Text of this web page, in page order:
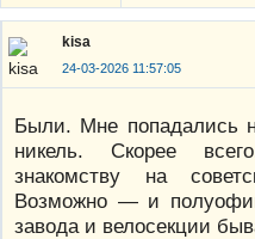
kisa
24-03-2026 11:57:05
Были. Мне попадались
никель. Скорее
знакомству на
Возможно — и
завода и велосекции